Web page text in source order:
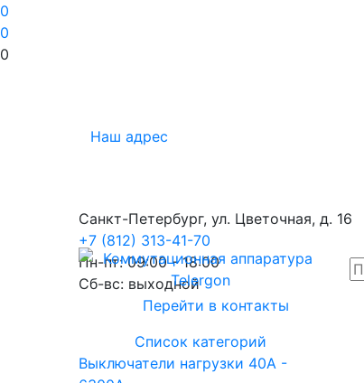
0
0
0
Наш адрес
Санкт-Петербург, ул. Цветочная, д. 16
+7 (812) 313-41-70
Пн-пт: 09:00 - 18:00
Cб-вс: выходной
Перейти в контакты
Список категорий
Выключатели нагрузки 40A -